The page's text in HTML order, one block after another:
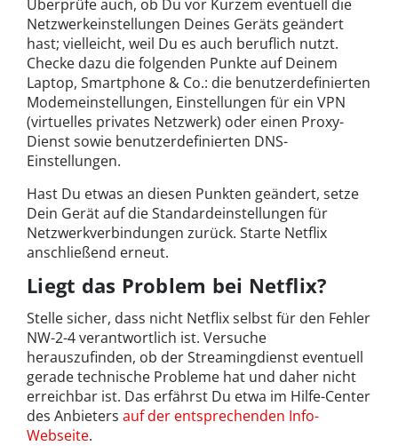
Überprüfe auch, ob Du vor Kurzem eventuell die
Netzwerkeinstellungen Deines Geräts geändert
hast; vielleicht, weil Du es auch beruflich nutzt.
Checke dazu die folgenden Punkte auf Deinem
Laptop, Smartphone & Co.: die benutzerdefinierten
Modemeinstellungen, Einstellungen für ein VPN
(virtuelles privates Netzwerk) oder einen Proxy-
Dienst sowie benutzerdefinierten DNS-
Einstellungen.
Hast Du etwas an diesen Punkten geändert, setze
Dein Gerät auf die Standardeinstellungen für
Netzwerkverbindungen zurück. Starte Netflix
anschließend erneut.
Liegt das Problem bei Netflix?
Stelle sicher, dass nicht Netflix selbst für den Fehler
NW-2-4 verantwortlich ist. Versuche
herauszufinden, ob der Streamingdienst eventuell
gerade technische Probleme hat und daher nicht
erreichbar ist. Das erfährst Du etwa im Hilfe-Center
des Anbieters auf der entsprechenden Info-
Webseite.